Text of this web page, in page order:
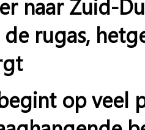
naar Zuid-
rugas,
op veel